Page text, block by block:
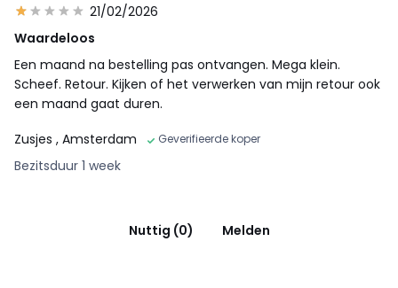
21/02/2026
Waardeloos
Een maand na bestelling pas ontvangen. Mega klein.
Scheef. Retour. Kijken of het verwerken van mijn retour ook
een maand gaat duren.
Zusjes , Amsterdam Geverifieerde koper
Bezitsduur 1 week
Nuttig (0) Melden